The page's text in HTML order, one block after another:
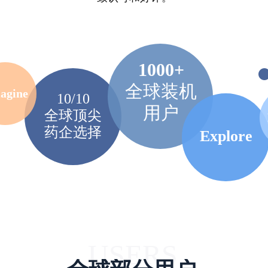
USERS
10/10
全球顶尖
药企选择
1000+
全球装机
用户
Explore